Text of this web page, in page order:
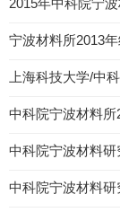
2015年中科院宁
宁波材料所2013
上海科技大学/中
中科院宁波材料
中科院宁波材料
中科院宁波材料